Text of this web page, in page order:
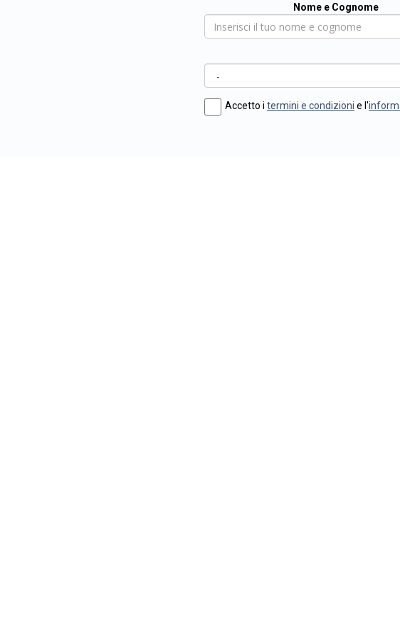
Nome e Cognome
Accetto i termini e condizioni e l'